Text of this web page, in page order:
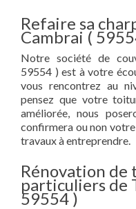
Refaire sa
Cambrai (
Notre société de
59554 ) est à votre
vous rencontrez au
pensez que votre
améliorée, nous
confirmera ou non
travaux à entreprendre.
Rénovation de
particuliers de
59554 )